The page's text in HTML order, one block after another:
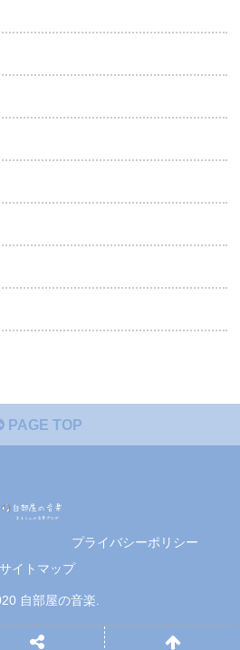
PAGE TOP
プライバシーポリシー
サイトマップ
自部屋の音楽.